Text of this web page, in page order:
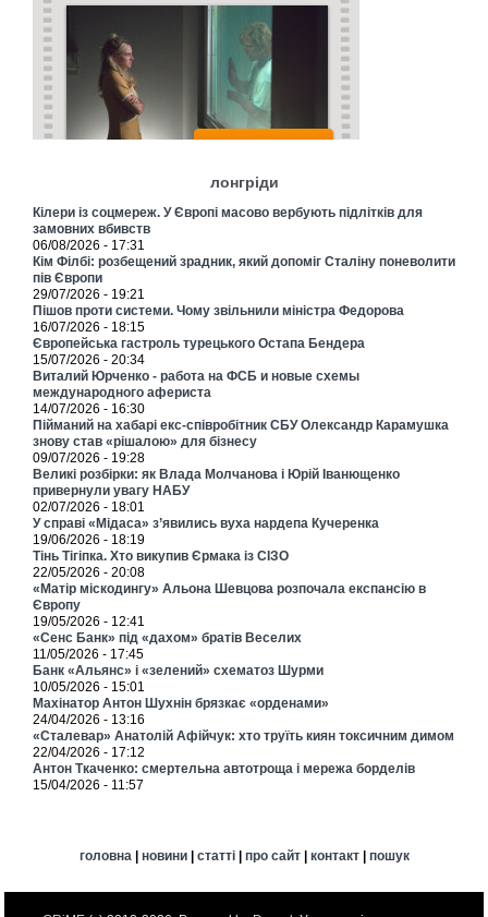
лонгріди
Кілери із соцмереж. У Європі масово вербують підлітків для
замовних вбивств
06/08/2026 - 17:31
Кім Філбі: розбещений зрадник, який допоміг Сталіну поневолити
пів Європи
29/07/2026 - 19:21
Пішов проти системи. Чому звільнили міністра Федорова
16/07/2026 - 18:15
Європейська гастроль турецького Остапа Бендера
15/07/2026 - 20:34
Виталий Юрченко - работа на ФСБ и новые схемы
международного афериста
14/07/2026 - 16:30
Пійманий на хабарі екс-співробітник СБУ Олександр Карамушка
знову став «рішалою» для бізнесу
09/07/2026 - 19:28
Великі розбірки: як Влада Молчанова і Юрій Іванющенко
привернули увагу НАБУ
02/07/2026 - 18:01
У справі «Мідаса» з’явились вуха нардепа Кучеренка
19/06/2026 - 18:19
Тінь Тігіпка. Хто викупив Єрмака із СІЗО
22/05/2026 - 20:08
«Матір міскодингу» Альона Шевцова розпочала експансію в
Європу
19/05/2026 - 12:41
«Сенс Банк» під «дахом» братів Веселих
11/05/2026 - 17:45
Банк «Альянс» і «зелений» схематоз Шурми
10/05/2026 - 15:01
Махінатор Антон Шухнін брязкає «орденами»
24/04/2026 - 13:16
«Сталевар» Анатолій Афійчук: хто труїть киян токсичним димом
22/04/2026 - 17:12
Антон Ткаченко: смертельна автотроща і мережа борделів
15/04/2026 - 11:57
головна| новини| статті| про сайт| контакт| пошук